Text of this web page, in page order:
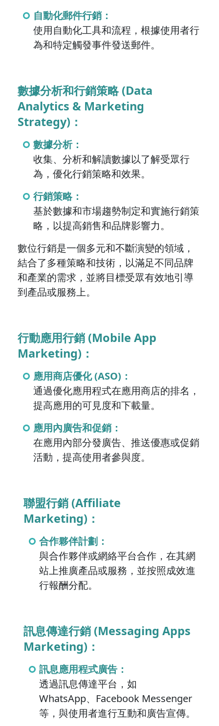
自動化郵件行銷：
使用自動化工具和流程，根據使用者行
為和特定觸發事件發送郵件。
數據分析和行銷策略 (Data
Analytics & Marketing
Strategy)：
數據分析：
收集、分析和解讀數據以了解受眾行
為，優化行銷策略和效果。
行銷策略：
基於數據和市場趨勢制定和實施行銷策
略，以提高銷售和品牌影響力。
數位行銷是一個多元和不斷演變的領域，
結合了多種策略和技術，以滿足不同品牌
和產業的需求，並將目標受眾有效地引導
到產品或服務上。
行動應用行銷 (Mobile App
Marketing)：
應用商店優化 (ASO)：
通過優化應用程式在應用商店的排名，
提高應用的可見度和下載量。
應用內廣告和促銷：
在應用內部分發廣告、推送優惠或促銷
活動，提高使用者參與度。
聯盟行銷 (Affiliate
Marketing)：
合作夥伴計劃：
與合作夥伴或網絡平台合作，在其網
站上推廣產品或服務，並按照成效進
行報酬分配。
訊息傳達行銷 (Messaging Apps
Marketing)：
訊息應用程式廣告：
透過訊息傳達平台，如
WhatsApp、Facebook Messenger
等，與使用者進行互動和廣告宣傳。